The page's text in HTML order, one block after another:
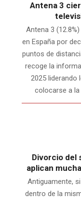
Antena 3
Antena 3
en España por
puntos de
recoge la
2025 liderando
colocarse a
Divorcio del
aplican
Antiguamente,
dentro de la